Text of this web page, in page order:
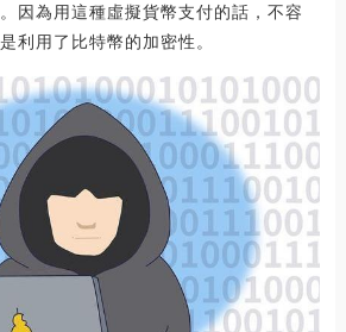
因為用這種虛擬貨幣支付的話，不容
利用了比特幣的加密性。